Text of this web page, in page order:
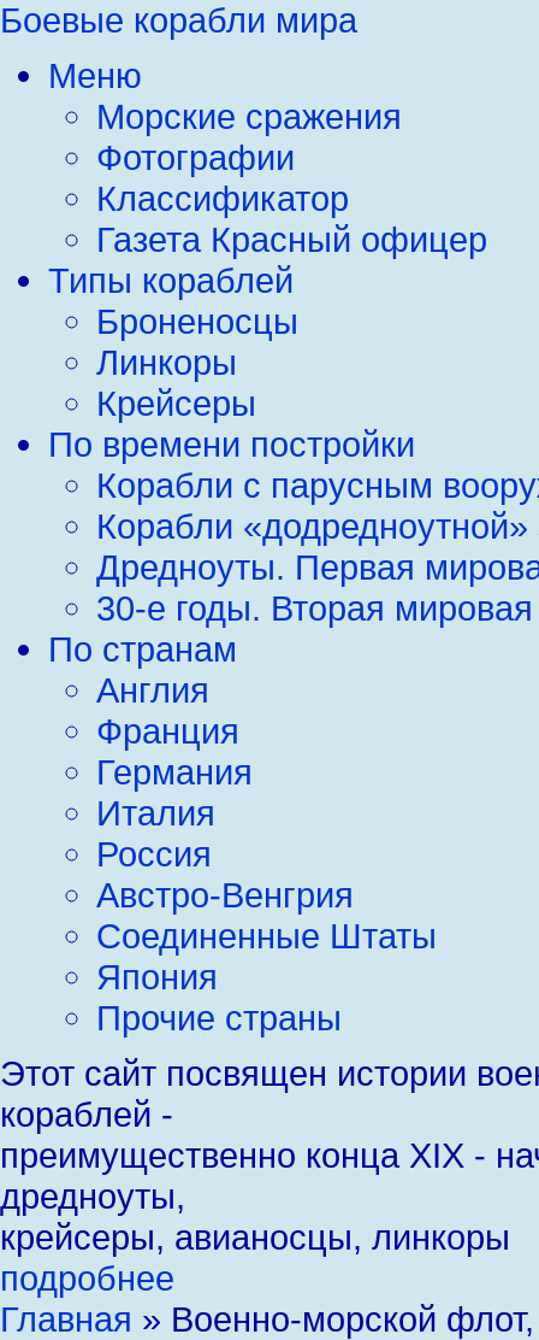
Боевые корабли мира
Меню
Морские сражения
Фотографии
Классификатор
Газета Красный офицер
Типы кораблей
Броненосцы
Линкоры
Крейсеры
По времени постройки
Корабли с парусным
Корабли «додредноутной»
Дредноуты. Первая
30-е годы. Вторая
По странам
Англия
Франция
Германия
Италия
Россия
Австро-Венгрия
Соединенные Штаты
Япония
Прочие страны
Этот сайт посвящен истории
кораблей -
преимущественно конца XIX -
дредноуты,
крейсеры, авианосцы, линкоры
подробнее
Главная » Военно-морской